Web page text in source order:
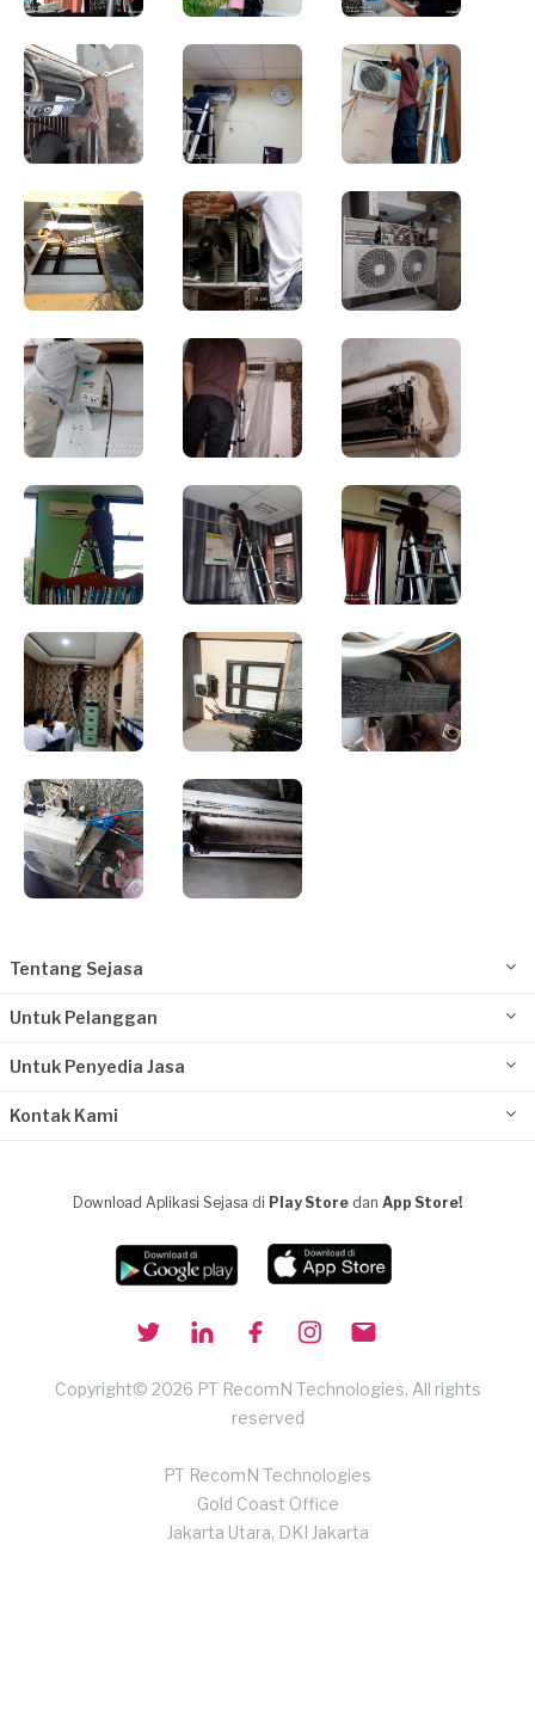
Tentang Sejasa
Untuk Pelanggan
Untuk Penyedia Jasa
Kontak Kami
Download Aplikasi Sejasa di Play Store dan App Store!
Copyright© 2026 PT RecomN Technologies, All rights
reserved
PT RecomN Technologies
Gold Coast Office
Jakarta Utara, DKI Jakarta